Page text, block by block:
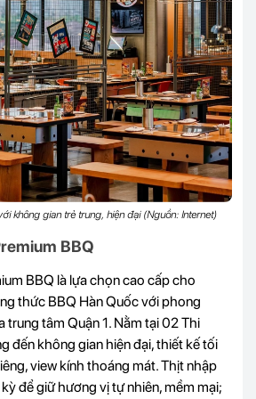
không gian trẻ trung, hiện đại (Nguồn: Internet)
BBQ
BBQ là lựa chọn cao cấp cho
thức BBQ Hàn Quốc với phong
trung tâm Quận 1. Nằm tại 02 Thi
đến không gian hiện đại, thiết kế tối
view kính thoáng mát. Thịt nhập
để giữ hương vị tự nhiên, mềm mại;